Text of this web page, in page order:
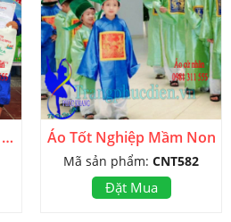
Áo Trạng Nguyên Mầm Non Áo Tốt Nghiệp Mầm Non
Mã sản phẩm: CNT582
Đặt Mua